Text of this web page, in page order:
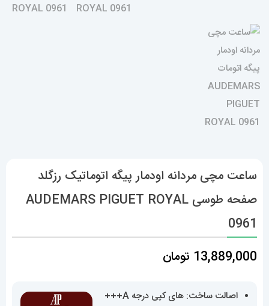
ساعت مچی مردانه اودمار پیگه اتوماتیک رزگلد
صفحه طوسی AUDEMARS PIGUET ROYAL
0961
13,889,000 تومان
اصالت ساخت: های کپی درجه A+++